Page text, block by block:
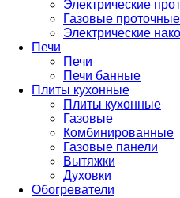
Электрические
Газовые
Электрические
Печи
Печи
Печи банные
Плиты кухонные
Плиты кухонные
Газовые
Комбинированные
Газовые панели
Вытяжки
Духовки
Обогреватели